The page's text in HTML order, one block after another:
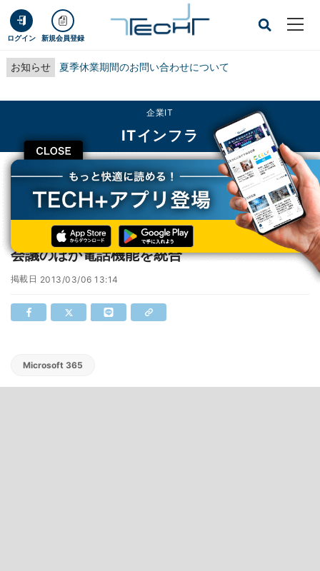
ログイン 新規会員登録
お知らせ 夏季休業期間のお問い合わせについて
CLOSE
企業IT
ITインフラ
TECH+ 企業IT
ITインフラ
カネカ、Office 365で在席情報、オンライン会議のほか電話機能を統合
カネカ、Office 365で在席情報、オンライン
会議のほか電話機能を統合
掲載日 2013/03/06 13:14
Microsoft 365